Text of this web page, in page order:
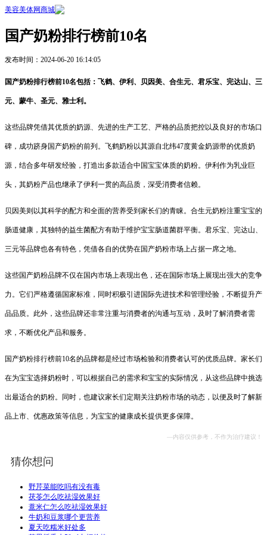
美容美体网商城
国产奶粉排行榜前10名
发布时间：2024-06-20 16:14:05
国产奶粉排行榜前10名包括：飞鹤、伊利、贝因美、合生元、君乐宝、完达山、三
元、蒙牛、圣元、雅士利。
这些品牌凭借其优质的奶源、先进的生产工艺、严格的品质把控以及良好的市场口
碑，成功跻身国产奶粉的前列。飞鹤奶粉以其源自北纬47度黄金奶源带的优质奶
源，结合多年研发经验，打造出多款适合中国宝宝体质的奶粉。伊利作为乳业巨
头，其奶粉产品也继承了伊利一贯的高品质，深受消费者信赖。
贝因美则以其科学的配方和全面的营养受到家长们的青睐。合生元奶粉注重宝宝的
肠道健康，其独特的益生菌配方有助于维护宝宝肠道菌群平衡。君乐宝、完达山、
三元等品牌也各有特色，凭借各自的优势在国产奶粉市场上占据一席之地。
这些国产奶粉品牌不仅在国内市场上表现出色，还在国际市场上展现出强大的竞争
力。它们严格遵循国家标准，同时积极引进国际先进技术和管理经验，不断提升产
品品质。此外，这些品牌还非常注重与消费者的沟通与互动，及时了解消费者需
求，不断优化产品和服务。
国产奶粉排行榜前10名的品牌都是经过市场检验和消费者认可的优质品牌。家长们
在为宝宝选择奶粉时，可以根据自己的需求和宝宝的实际情况，从这些品牌中挑选
出最适合的奶粉。同时，也建议家长们定期关注奶粉市场的动态，以便及时了解新
品上市、优惠政策等信息，为宝宝的健康成长提供更多保障。
—内容仅供参考，不作为治疗建议！
猜你想问
野芹菜能吃吗有没有毒
茯苓怎么吃祛湿效果好
薏米仁怎么吃祛湿效果好
牛奶和豆浆哪个更营养
夏天吃糯米好处多